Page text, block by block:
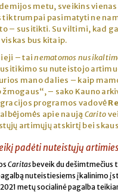
metu, sveikins
tik trumpai pasimatyti ne
– susitikti. Su viltimi, kad
bus kitaip.
– tainematomos
su nuteistojo
mano dalies – kaip
– sako Kauno
programos vadovė
apie naująCarito
artimųjų atskirtį bei
padėti nuteistųjų
Caritasbeveik du dešimtmečius
nuteistiesiems įkalinimo
metų socialinė pagalba